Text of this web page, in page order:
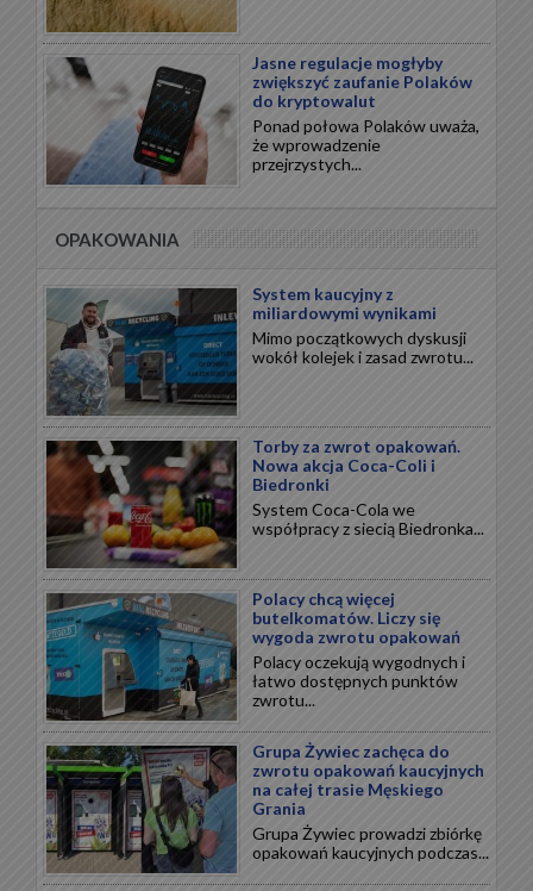
Jasne regulacje mogłyby
zwiększyć zaufanie Polaków
do kryptowalut
Ponad połowa Polaków uważa,
że wprowadzenie
przejrzystych...
OPAKOWANIA
System kaucyjny z
miliardowymi wynikami
Mimo początkowych dyskusji
wokół kolejek i zasad zwrotu...
Torby za zwrot opakowań.
Nowa akcja Coca-Coli i
Biedronki
System Coca-Cola we
współpracy z siecią Biedronka...
Polacy chcą więcej
butelkomatów. Liczy się
wygoda zwrotu opakowań
Polacy oczekują wygodnych i
łatwo dostępnych punktów
zwrotu...
Grupa Żywiec zachęca do
zwrotu opakowań kaucyjnych
na całej trasie Męskiego
Grania
Grupa Żywiec prowadzi zbiórkę
opakowań kaucyjnych podczas...